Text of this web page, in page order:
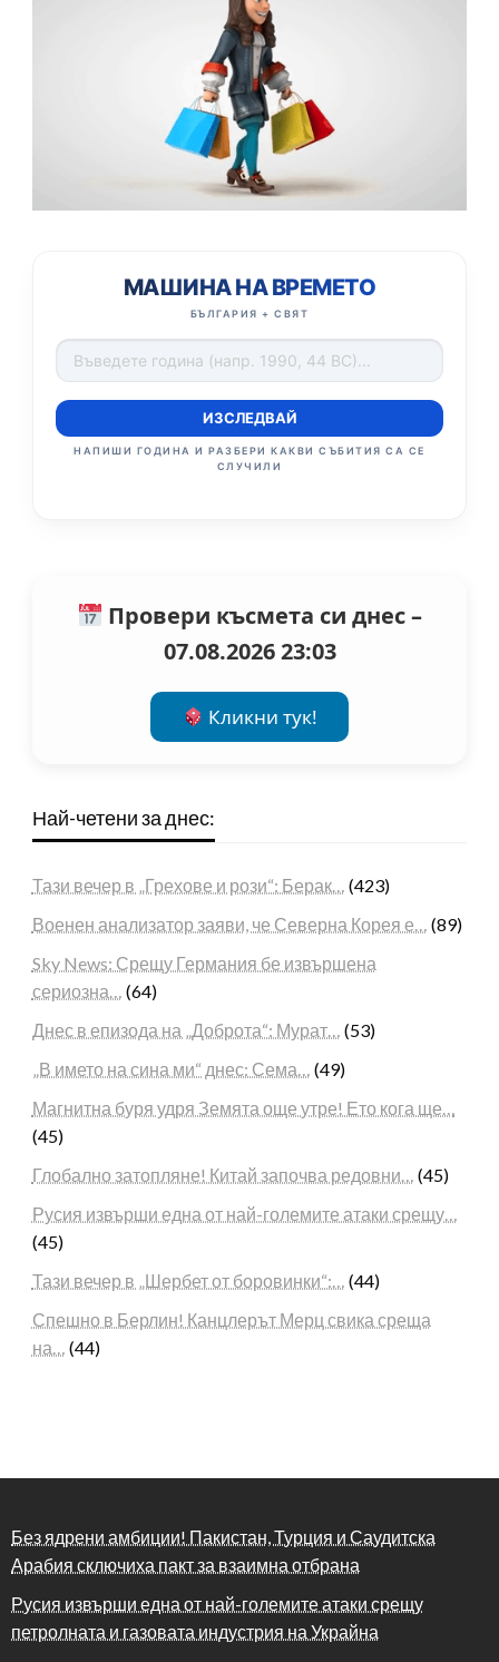
МАШИНА НА ВРЕМЕТО
БЪЛГАРИЯ + СВЯТ
ИЗСЛЕДВАЙ
НАПИШИ ГОДИНА И РАЗБЕРИ КАКВИ СЪБИТИЯ СА СЕ
СЛУЧИЛИ
Провери късмета си днес –
07.08.2026 23:03
Кликни тук!
Най-четени за днес:
Тази вечер в „Грехове и рози“: Берак… (423)
Военен анализатор заяви, че Северна Корея е… (89)
Sky News: Срещу Германия бе извършена
сериозна… (64)
Днес в епизода на „Доброта“: Мурат… (53)
„В името на сина ми“ днес: Сема… (49)
Магнитна буря удря Земята още утре! Ето кога ще…
(45)
Глобално затопляне! Китай започва редовни… (45)
Русия извърши една от най-големите атаки срещу…
(45)
Тази вечер в „Шербет от боровинки“:… (44)
Спешно в Берлин! Канцлерът Мерц свика среща
на… (44)
Без ядрени амбиции! Пакистан, Турция и Саудитска
Арабия сключиха пакт за взаимна отбрана
Русия извърши една от най-големите атаки срещу
петролната и газовата индустрия на Украйна